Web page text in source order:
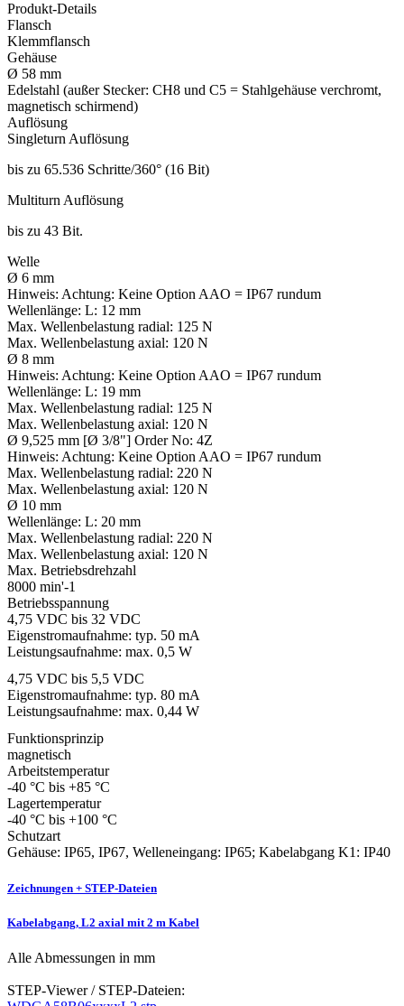
Produkt-Details
Flansch
Klemmflansch
Gehäuse
Ø 58 mm
Edelstahl (außer Stecker: CH8 und C5 = Stahlgehäuse verchromt,
magnetisch schirmend)
Auflösung
Singleturn Auflösung
bis zu 65.536 Schritte/360° (16 Bit)
Multiturn Auflösung
bis zu 43 Bit.
Welle
Ø 6 mm
Hinweis: Achtung: Keine Option AAO = IP67 rundum
Wellenlänge: L: 12 mm
Max. Wellenbelastung radial: 125 N
Max. Wellenbelastung axial: 120 N
Ø 8 mm
Hinweis: Achtung: Keine Option AAO = IP67 rundum
Wellenlänge: L: 19 mm
Max. Wellenbelastung radial: 125 N
Max. Wellenbelastung axial: 120 N
Ø 9,525 mm [Ø 3/8"] Order No: 4Z
Hinweis: Achtung: Keine Option AAO = IP67 rundum
Max. Wellenbelastung radial: 220 N
Max. Wellenbelastung axial: 120 N
Ø 10 mm
Wellenlänge: L: 20 mm
Max. Wellenbelastung radial: 220 N
Max. Wellenbelastung axial: 120 N
Max. Betriebsdrehzahl
8000 min'-1
Betriebsspannung
4,75 VDC bis 32 VDC
Eigenstromaufnahme: typ. 50 mA
Leistungsaufnahme: max. 0,5 W
4,75 VDC bis 5,5 VDC
Eigenstromaufnahme: typ. 80 mA
Leistungsaufnahme: max. 0,44 W
Funktionsprinzip
magnetisch
Arbeitstemperatur
-40 °C bis +85 °C
Lagertemperatur
-40 °C bis +100 °C
Schutzart
Gehäuse: IP65, IP67, Welleneingang: IP65; Kabelabgang K1: IP40
Zeichnungen + STEP-Dateien
Kabelabgang, L2 axial mit 2 m Kabel
Alle Abmessungen in mm
STEP-Viewer / STEP-Dateien: